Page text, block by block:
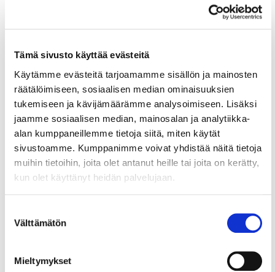
Tämä sivusto käyttää evästeitä
Käytämme evästeitä tarjoamamme sisällön ja mainosten
räätälöimiseen, sosiaalisen median ominaisuuksien
tukemiseen ja kävijämäärämme analysoimiseen. Lisäksi
jaamme sosiaalisen median, mainosalan ja analytiikka-
alan kumppaneillemme tietoja siitä, miten käytät
sivustoamme. Kumppanimme voivat yhdistää näitä tietoja
muihin tietoihin, joita olet antanut heille tai joita on kerätty,
kun olet käyttänyt heidän palvelujaan.
valinta
Välttämätön
Mieltymykset
4.5.2026 DATAJURIDIIKKA
Neuvontapalvelut: Kuluttajille
tulee verkkokaupassa tarjota
peruuttamistoiminto 19.6. alkaen
verkkokaupassa? Verkkokaupan on jatkossa